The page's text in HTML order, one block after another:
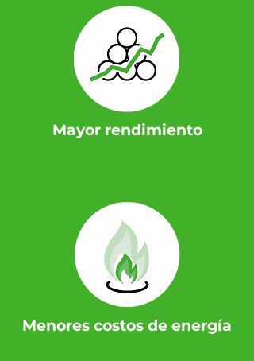
Mayor rendimiento
Menores costos de energía